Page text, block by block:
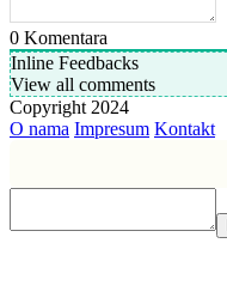
0 Komentara
Inline Feedbacks
View all comments
Copyright 2024
O nama Impresum Kontakt